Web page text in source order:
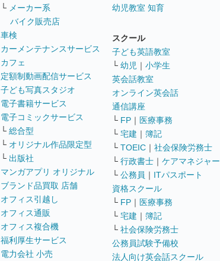
└ メーカー系
バイク販売店
車検
カーメンテナンスサービス
カフェ
定額制動画配信サービス
子ども写真スタジオ
電子書籍サービス
電子コミックサービス
└ 総合型
└ オリジナル作品限定型
└ 出版社
マンガアプリ オリジナル
ブランド品買取 店舗
オフィス引越し
オフィス通販
オフィス複合機
福利厚生サービス
電力会社 小売
幼児教室 知育
スクール
子ども英語教室
└ 幼児 ｜ 小学生
英会話教室
オンライン英会話
通信講座
└ FP ｜ 医療事務
└ 宅建 ｜ 簿記
└ TOEIC ｜ 社会保険労務士
└ 行政書士 ｜ ケアマネジャー
└ 公務員 ｜ ITパスポート
資格スクール
└ FP ｜ 医療事務
└ 宅建 ｜ 簿記
└ 社会保険労務士
公務員試験予備校
法人向け英会話スクール